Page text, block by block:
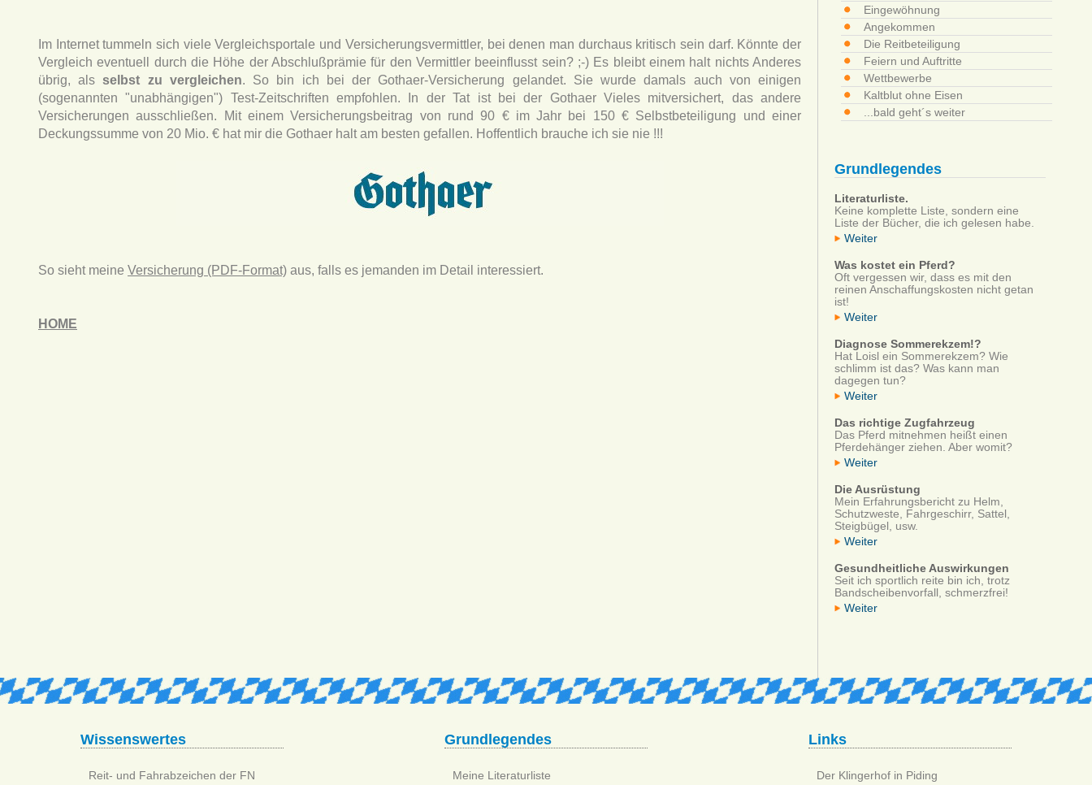
Im Internet tummeln sich viele Vergleichsportale und Versicherungsvermittler, bei denen man durchaus kritisch sein darf. Könnte der
Vergleich eventuell durch die Höhe der Abschlußprämie für den Vermittler beeinflusst sein? ;-) Es bleibt einem halt nichts Anderes
übrig, alsselbst zu vergleichen. So bin ich bei der Gothaer-Versicherung gelandet. Sie wurde damals auch von einigen
(sogenannten "unabhängigen") Test-Zeitschriften empfohlen. In der Tat ist bei der Gothaer Vieles mitversichert, das andere
Versicherungen ausschließen. Mit einem Versicherungsbeitrag von rund 90 € im Jahr bei 150 € Selbstbeteiligung und einer
Deckungssumme von 20 Mio. € hat mir die Gothaer halt am besten gefallen. Hoffentlich brauche ich sie nie !!!
So sieht meine Versicherung (PDF-Format) aus, falls es jemanden im Detail interessiert.
HOME
Eingewöhnung
Angekommen
Die Reitbeteiligung
Feiern und Auftritte
Wettbewerbe
Kaltblut ohne Eisen
...bald geht´s weiter
Grundlegendes
Literaturliste.
Keine komplette Liste, sondern eine
Liste der Bücher, die ich gelesen habe.
Weiter
Was kostet ein Pferd?
Oft vergessen wir, dass es mit den
reinen Anschaffungskosten nicht getan
ist!
Weiter
Diagnose Sommerekzem!?
Hat Loisl ein Sommerekzem? Wie
schlimm ist das? Was kann man
dagegen tun?
Weiter
Das richtige Zugfahrzeug
Das Pferd mitnehmen heißt einen
Pferdehänger ziehen. Aber womit?
Weiter
Die Ausrüstung
Mein Erfahrungsbericht zu Helm,
Schutzweste, Fahrgeschirr, Sattel,
Steigbügel, usw.
Weiter
Gesundheitliche Auswirkungen
Seit ich sportlich reite bin ich, trotz
Bandscheibenvorfall, schmerzfrei!
Weiter
Wissenswertes
Reit- und Fahrabzeichen der FN
Grundlegendes
Meine Literaturliste
Links
Der Klingerhof in Piding